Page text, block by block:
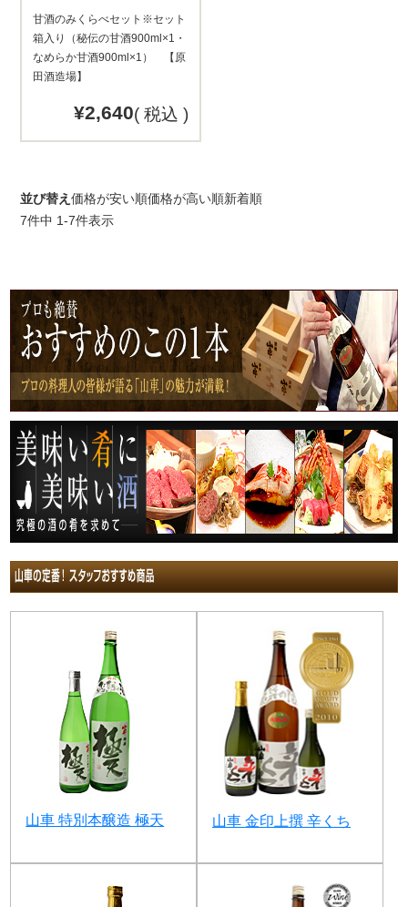
甘酒のみくらべセット※セット
箱入り（秘伝の甘酒900ml×1・
なめらか甘酒900ml×1） 【原
田酒造場】
¥2,640 税込
並び替え 価格が安い順価格が高い順新着順
7件中 1-7件表示
山車 特別本醸造 極天 山車 金印上撰 辛くち